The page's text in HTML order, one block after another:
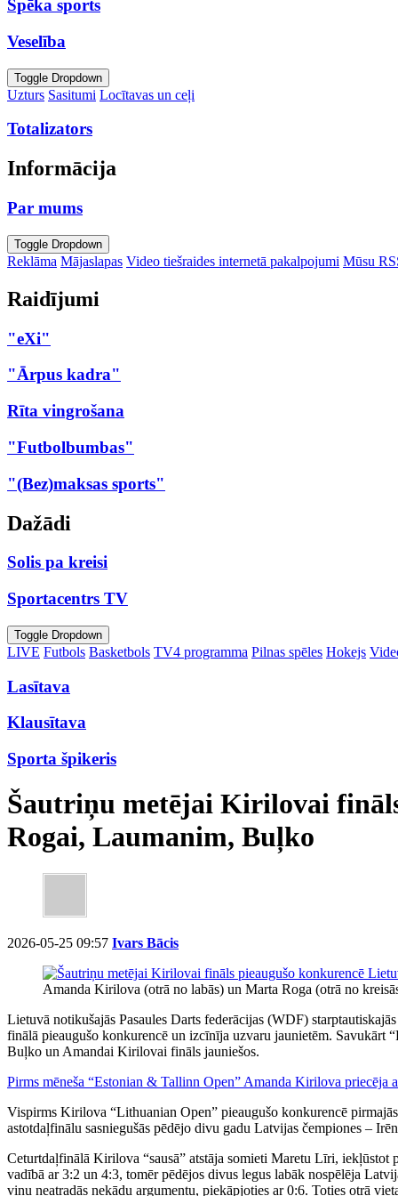
Spēka sports
Veselība
Toggle Dropdown
Uzturs Sasitumi Locītavas un ceļi
Totalizators
Informācija
Par mums
Toggle Dropdown
Reklāma Mājaslapas Video tiešraides internetā pakalpojumi Mūsu
Raidījumi
"eXi"
"Ārpus kadra"
Rīta vingrošana
"Futbolbumbas"
"(Bez)maksas sports"
Dažādi
Solis pa kreisi
Sportacentrs TV
Toggle Dropdown
LIVE Futbols Basketbols TV4 programma Pilnas spēles Hokejs
Lasītava
Klausītava
Sporta špikeris
Šautriņu metējai Kirilovai
Rogai, Laumanim, Buļko
2026-05-25 09:57 Ivars Bācis
Amanda Kirilova (otrā no labās) un Marta Roga (otrā no
Lietuvā notikušajās Pasaules Darts federācijas (WDF)
finālā pieaugušo konkurencē un izcīnīja uzvaru jaunietēm. Savukārt
Buļko un Amandai Kirilovai fināls jauniešos.
Pirms mēneša “Estonian & Tallinn Open” Amanda Kirilova priecēja
Vispirms Kirilova “Lithuanian Open” pieaugušo konkurencē
astotdaļfinālu sasniegušās pēdējo divu gadu Latvijas čempiones –
Ceturtdaļfinālā Kirilova “sausā” atstāja somieti Maretu Līri,
vadībā ar 3:2 un 4:3, tomēr pēdējos divus legus labāk nospēlēja
viņu neatradās nekādu argumentu, piekāpjoties ar 0:6. Toties otrā